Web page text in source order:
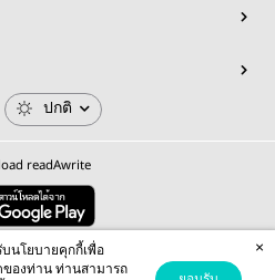
ปกติ
readAwrite
Corporation Public Company Limited
the Google Privacy Policy Terms of Serviceapply.
นโยบายคุกกี้เพื่อ
องท่าน ท่านสามารถ
×